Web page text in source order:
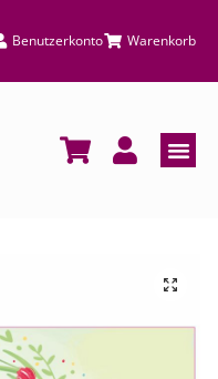
Benutzerkonto Warenkorb